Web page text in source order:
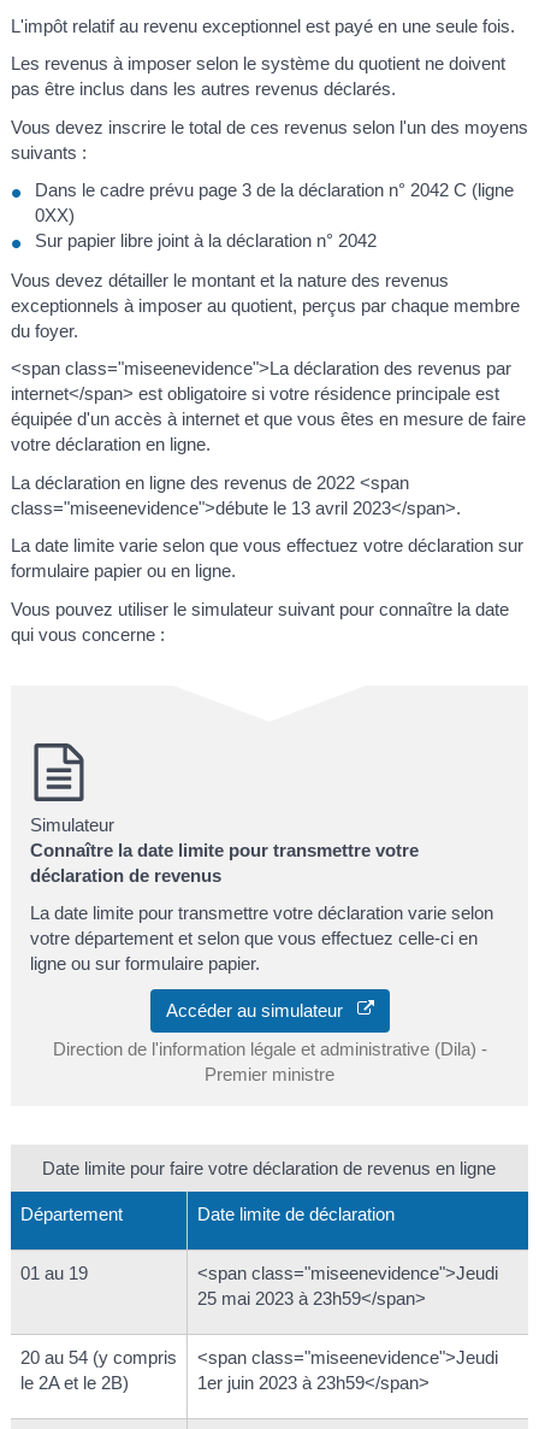
L'impôt relatif au revenu exceptionnel est payé en une seule fois.
Les revenus à imposer selon le système du quotient ne doivent
pas être inclus dans les autres revenus déclarés.
Vous devez inscrire le total de ces revenus selon l'un des moyens
suivants :
Dans le cadre prévu page 3 de la déclaration n° 2042 C (ligne
0XX)
Sur papier libre joint à la déclaration n° 2042
Vous devez détailler le montant et la nature des revenus
exceptionnels à imposer au quotient, perçus par chaque membre
du foyer.
<span class="miseenevidence">La déclaration des revenus par
internet</span> est obligatoire si votre résidence principale est
équipée d'un accès à internet et que vous êtes en mesure de faire
votre déclaration en ligne.
La déclaration en ligne des revenus de 2022 <span
class="miseenevidence">débute le 13 avril 2023</span>.
La date limite varie selon que vous effectuez votre déclaration sur
formulaire papier ou en ligne.
Vous pouvez utiliser le simulateur suivant pour connaître la date
qui vous concerne :
Simulateur
Connaître la date limite pour transmettre votre
déclaration de revenus
La date limite pour transmettre votre déclaration varie selon
votre département et selon que vous effectuez celle-ci en
ligne ou sur formulaire papier.
Accéder au simulateur
Direction de l'information légale et administrative (Dila) -
Premier ministre
Date limite pour faire votre déclaration de revenus en ligne
Département Date limite de déclaration
01 au 19
<span class="miseenevidence">Jeudi
25 mai 2023 à 23h59</span>
20 au 54 (y compris
le 2A et le 2B)
<span class="miseenevidence">Jeudi
1er juin 2023 à 23h59</span>